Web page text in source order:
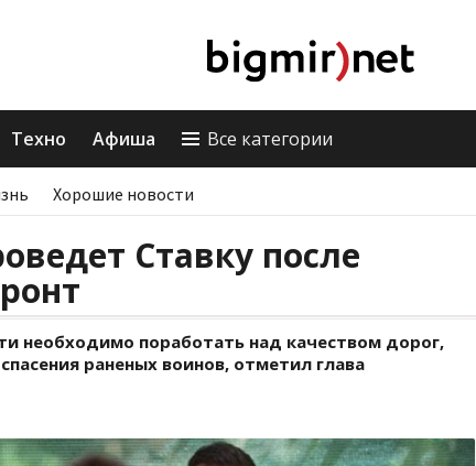
Техно Афиша Все категории
Хорошие новости
Ставку после
необходимо поработать над качеством дорог,
раненых воинов, отметил глава